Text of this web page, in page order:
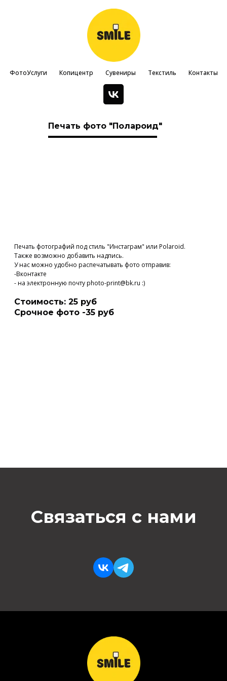
ФотоУслуги Копицентр Сувениры Текстиль Контакты
Cтоимость: 25 руб
Срочное фото -35 руб
Печать фото "Полароид"
Печать фотографий под стиль "Инстаграм" или Polaroid.
Также возможно добавить надпись.
У нас можно удобно распечатывать фото отправив:
-Вконтакте
- на электронную почту photo-print@bk.ru :)
Связаться с нами